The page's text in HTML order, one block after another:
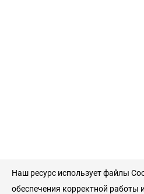
Наш ресурс использует файлы
обеспечения корректной работы